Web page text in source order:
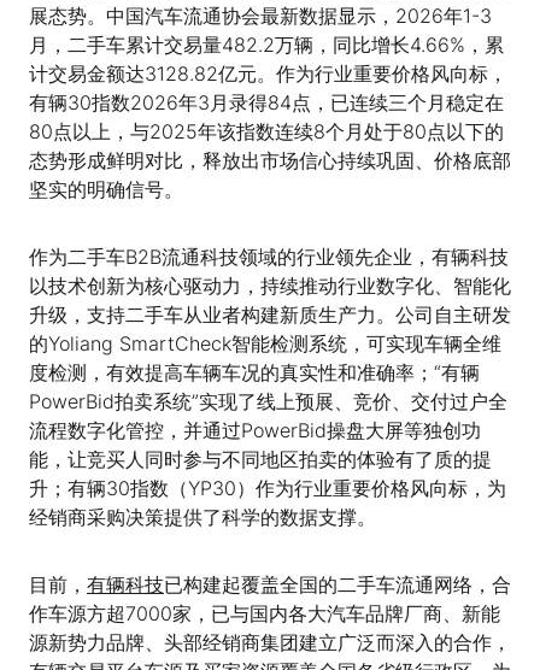
展态势。中国汽车流通协会最新数据显示，2026年1-3
月，二手车累计交易量482.2万辆，同比增长4.66%，累
计交易金额达3128.82亿元。作为行业重要价格风向标，
有辆30指数2026年3月录得84点，已连续三个月稳定在
80点以上，与2025年该指数连续8个月处于80点以下的
态势形成鲜明对比，释放出市场信心持续巩固、价格底部
坚实的明确信号。
作为二手车B2B流通科技领域的行业领先企业，有辆科技
以技术创新为核心驱动力，持续推动行业数字化、智能化
升级，支持二手车从业者构建新质生产力。公司自主研发
的Yoliang SmartCheck智能检测系统，可实现车辆全维
度检测，有效提高车辆车况的真实性和准确率；“有辆
PowerBid拍卖系统”实现了线上预展、竞价、交付过户全
流程数字化管控，并通过PowerBid操盘大屏等独创功
能，让竞买人同时参与不同地区拍卖的体验有了质的提
升；有辆30指数（YP30）作为行业重要价格风向标，为
经销商采购决策提供了科学的数据支撑。
目前， 有辆科技已构建起覆盖全国的二手车流通网络，合
作车源方超7000家，已与国内各大汽车品牌厂商、新能
源新势力品牌、头部经销商集团建立广泛而深入的合作，